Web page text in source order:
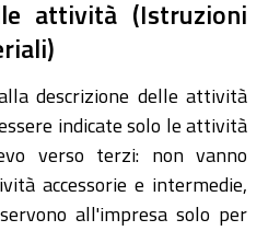
attività (Istruzioni
descrizione delle attività
indicate solo le attività
verso terzi: non vanno
accessorie e intermedie,
all'impresa solo per